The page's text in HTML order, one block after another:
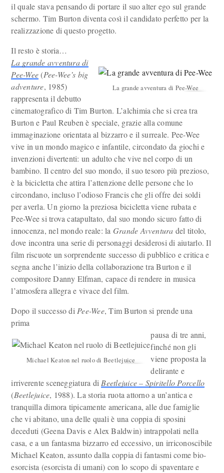
il quale stava pensando di portare il suo alter ego sul grande
schermo. Tim Burton diventa così il candidato perfetto per la
realizzazione di questo progetto.
Il resto è storia…
La grande avventura di Pee-Wee
La grande avventura di
Pee-Wee(Pee-Wee’s big
adventure, 1985)
rappresenta il debutto
cinematografico di Tim Burton. L’alchimia che si crea tra
Burton e Paul Reuben è speciale, grazie alla comune
immaginazione orientata al bizzarro e il surreale. Pee-Wee
vive in un mondo magico e infantile, circondato da giochi e
invenzioni divertenti: un adulto che vive nel corpo di un
bambino. Il centro del suo mondo, il suo tesoro più prezioso,
è la bicicletta che attira l’attenzione delle persone che lo
circondano, incluso l’odioso Francis che gli offre dei soldi
per averla. Un giorno la preziosa bicicletta viene rubata e
Pee-Wee si trova catapultato, dal suo mondo sicuro fatto di
innocenza, nel mondo reale: la Grande Avventura del titolo,
dove incontra una serie di personaggi desiderosi di aiutarlo. Il
film riscuote un sorprendente successo di pubblico e critica e
segna anche l’inizio della collaborazione tra Burton e il
compositore Danny Elfman, capace di rendere in musica
l’atmosfera allegra e vivace del film.
Dopo il successo di Pee-Wee, Tim Burton si prende una
prima
Michael Keaton nel ruolo di Beetlejuice
pausa di tre anni,
finché non gli
viene proposta la
delirante e
irriverente sceneggiatura di Beetlejuice – Spiritello Porcello
(Beetlejuice, 1988). La storia ruota attorno a un’antica e
tranquilla dimora tipicamente americana, alle due famiglie
che vi abitano, una delle quali è una coppia di sposini
deceduti (Geena Davis e Alex Baldwin) intrappolati nella
casa, e a un fantasma bizzarro ed eccessivo, un irriconoscibile
Michael Keaton, assunto dalla coppia di fantasmi come bio-
esorcista (esorcista di umani) con lo scopo di spaventare e